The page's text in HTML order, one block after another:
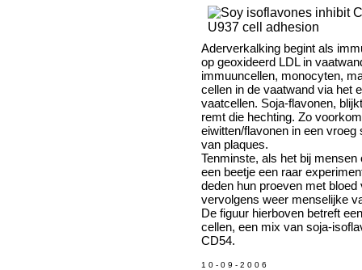
Aderverkalking begint als
op geoxideerd LDL in
immuuncellen, monocyten,
cellen in de vaatwand via het
vaatcellen. Soja-flavonen,
remt die hechting. Zo
eiwitten/flavonen in een
van plaques.
Tenminste, als het bij
een beetje een raar
deden hun proeven met
vervolgens weer menselijke
De figuur hierboven betreft
cellen, een mix van soja-
CD54.
1 0 - 0 9 - 2 0 0 6